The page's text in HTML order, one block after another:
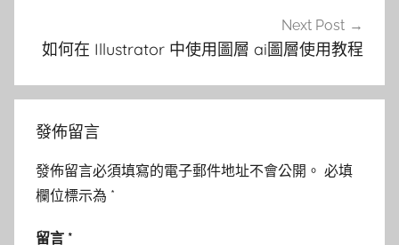
Next Post
如何在 Illustrator 中使用圖層 ai圖層使用教程
發佈留言
發佈留言必須填寫的電子郵件地址不會公開。 必填
欄位標示為 *
留言 *